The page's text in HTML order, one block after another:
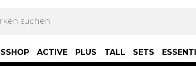
ACTIVE PLUS TALL SETS